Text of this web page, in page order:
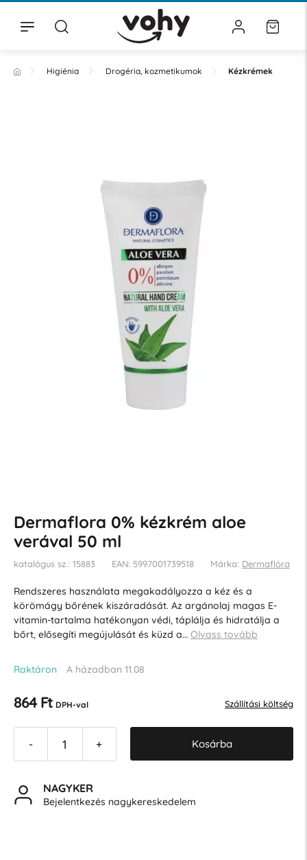
Higiénia Drogéria, kozmetikumok Kézkrémek
Dermaflora 0% kézkrém aloe
verával 50 ml
katalógus sz.: 15883 EAN: 5997001739518 Márka: Dermaflóra
Rendszeres használata megakadályozza a kéz és a
körömágy bőrének kiszáradását. Az argánolaj magas E-
vitamin-tartalma hatékonyan védi, táplálja és hidratálja a
bőrt, elősegíti megújulását és küzd a… Olvass tovább
Raktáron A házadban 11.08
864 Ft DPH-val Szállítási költség
- + Kosárba
NAGYKER
Bejelentkezés nagykereskedelem